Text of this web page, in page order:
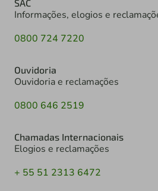
SAC
Informações, elogios e
0800 724 7220
Ouvidoria
Ouvidoria e reclamações
0800 646 2519
Chamadas Internacionais
Elogios e reclamações
+ 55 51 2313 6472